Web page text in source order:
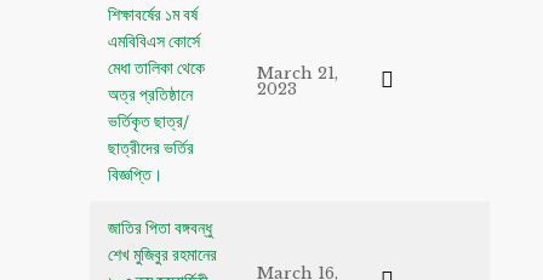
শিক্ষাবর্ষের ১ম বর্ষ
এমবিবিএস কোর্সে
মেধা তালিকা থেকে
অত্র প্রতিষ্ঠানে
ভর্তিকৃত ছাত্র/
ছাত্রীদের ভর্তির
বিজ্ঞপ্তি।
March 21,
2023
জাতির পিতা বঙ্গবন্ধু
শেখ মুজিবুর রহমানের
March 16,